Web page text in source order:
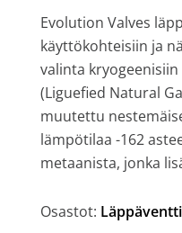
Evolution Valves
käyttökohteisiin ja
valinta kryogeenisiin
(Liguefied Natural
muutettu
lämpötilaa -162
metaanista, jonka
Osastot: